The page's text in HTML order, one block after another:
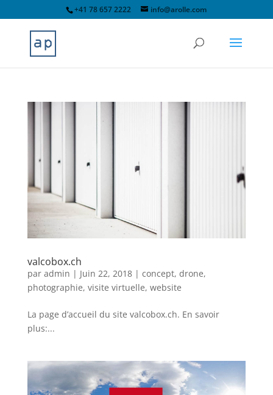
+41 78 657 2222 info@arolle.com
valcobox.ch
par admin | Juin 22, 2018| concept, drone,
photographie, visite virtuelle, website
La page d’accueil du site valcobox.ch. En savoir
plus:...